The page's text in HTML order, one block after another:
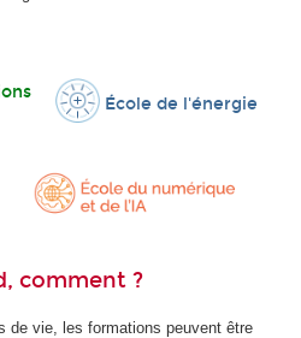
École de l'énergie
comment ?
de vie, les formations peuvent être